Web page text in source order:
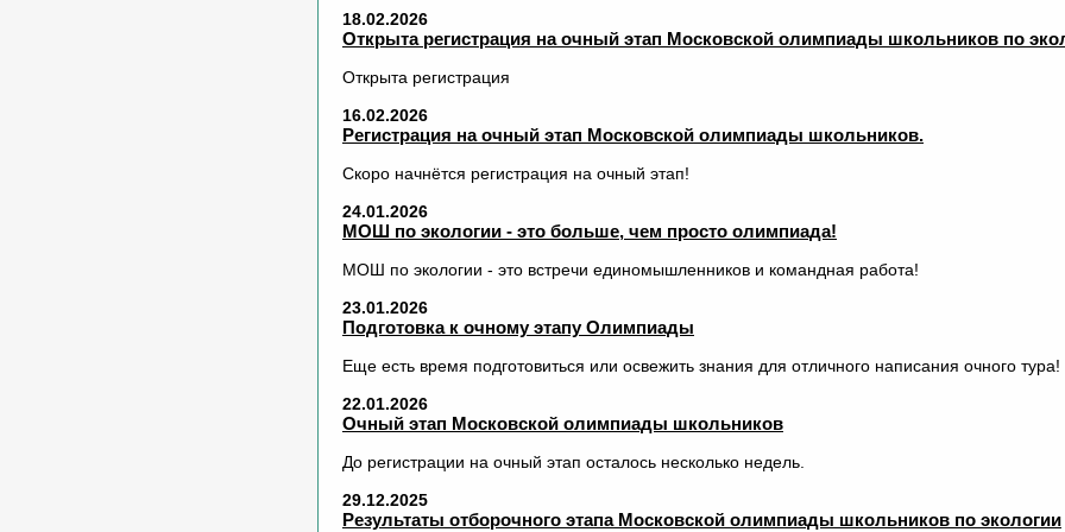
18.02.2026
Открыта регистрация на очный этап Московской олимпиады школьников по
Открыта регистрация
16.02.2026
Регистрация на очный этап Московской олимпиады школьников.
Скоро начнётся регистрация на очный этап!
24.01.2026
МОШ по экологии - это больше, чем просто олимпиада!
МОШ по экологии - это встречи единомышленников и командная работа!
23.01.2026
Подготовка к очному этапу Олимпиады
Еще есть время подготовиться или освежить знания для отличного написания очного тура!
22.01.2026
Очный этап Московской олимпиады школьников
До регистрации на очный этап осталось несколько недель.
29.12.2025
Результаты отборочного этапа Московской олимпиады школьников по экологии